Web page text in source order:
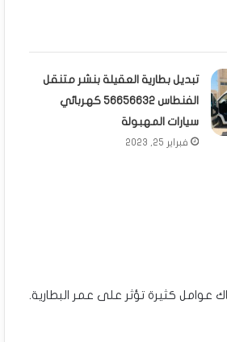
تبديل بطارية العقيلة بنشر متنقل
الفنطاس 56656632 كهربائي
سيارات المهبولة
فبراير 25, 2023
عوامل كثيرة تؤثر على عمر البطارية.